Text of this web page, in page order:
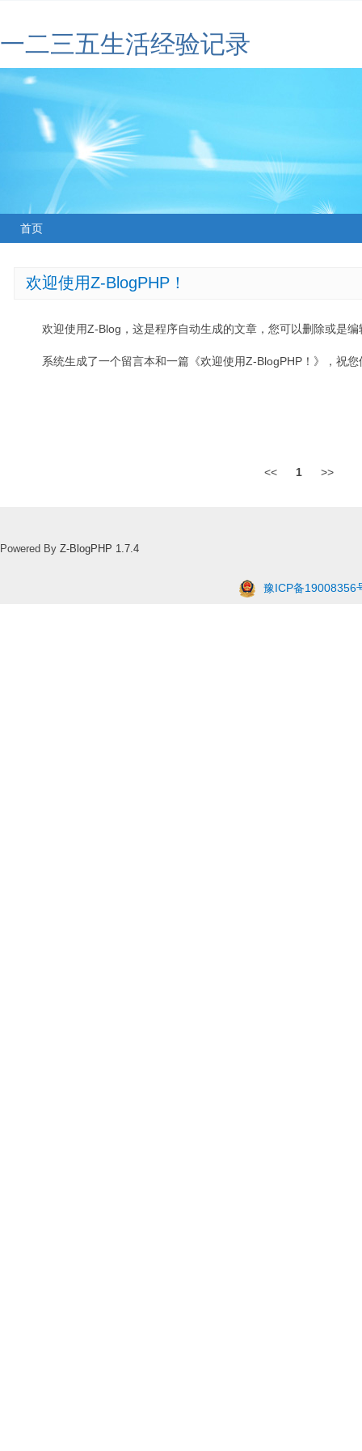
一二三五生活经验记录
首页
欢迎使用Z-BlogPHP！
欢迎使用Z-Blog，这是程序自动生成的文章，您可以删除或是编
系统生成了一个留言本和一篇《欢迎使用Z-BlogPHP！》，祝
<< 1 >>
Powered By Z-BlogPHP 1.7.4
豫ICP备19008356